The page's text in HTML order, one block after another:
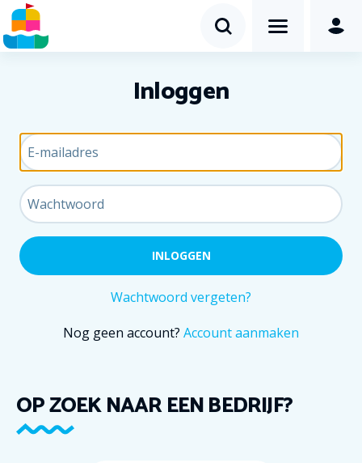
Inloggen
Wachtwoord vergeten?
Nog geen account? Account aanmaken
OP ZOEK NAAR EEN BEDRIJF?